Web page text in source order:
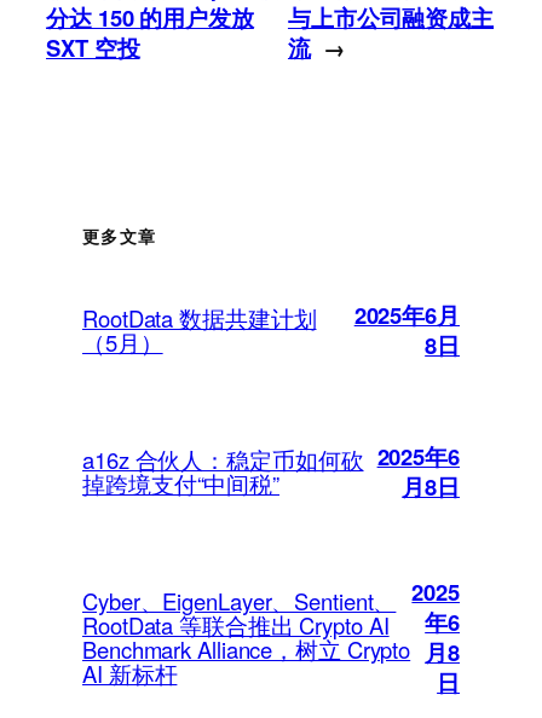
分达 150 的用户发放
SXT 空投
与上市公司融资成主
流 →
更多文章
RootData 数据共建计划
（5月）
2025年6月
8日
a16z 合伙人：稳定币如何砍
掉跨境支付“中间税”
2025年6
月8日
Cyber、EigenLayer、Sentient、
RootData 等联合推出 Crypto AI
Benchmark Alliance，树立 Crypto
AI 新标杆
2025
年6
月8
日